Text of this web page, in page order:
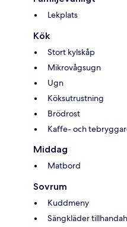
Lekplats
Kök
Stort kylskåp
Mikrovågsugn
Ugn
Köksutrustning
Brödrost
Kaffe- och
Middag
Matbord
Sovrum
Kuddmeny
Sängkläder